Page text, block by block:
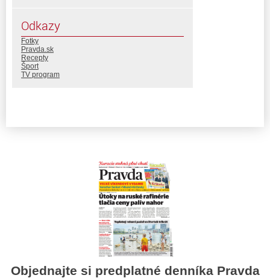
Odkazy
Fotky
Pravda.sk
Recepty
Šport
TV program
Objednajte si predplatné denníka Pravda